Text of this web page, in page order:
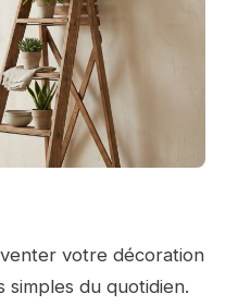
votre décoration
du quotidien.